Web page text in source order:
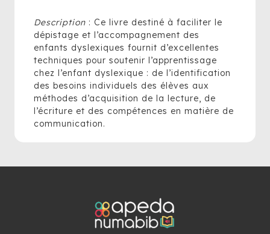
Description : Ce livre destiné à faciliter le
dépistage et l’accompagnement des
enfants dyslexiques fournit d’excellentes
techniques pour soutenir l’apprentissage
chez l’enfant dyslexique : de l’identification
des besoins individuels des élèves aux
méthodes d’acquisition de la lecture, de
l’écriture et des compétences en matière de
communication.